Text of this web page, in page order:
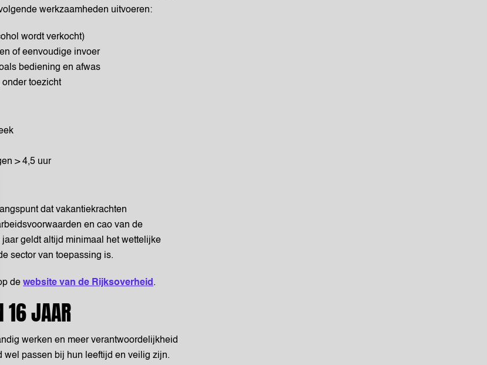
werkzaamheden uitvoeren:
wordt verkocht)
of eenvoudige invoer
bediening en afwas
toezicht
> 4,5 uur
dat vakantiekrachten
en cao van de
geldt altijd minimaal het wettelijke
sector van toepassing is.
de website van de Rijksoverheid .
16 JAAR
werken en meer verantwoordelijkheid
wel passen bij hun leeftijd en veilig zijn.